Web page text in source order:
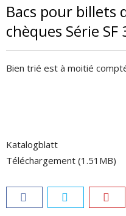
Bacs pour billets
chèques Série SF
Bien trié est à moitié
Katalogblatt
Téléchargement (1.51MB)